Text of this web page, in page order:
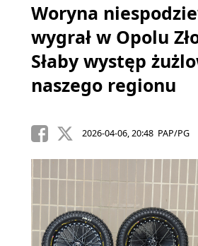
Woryna
wygrał w Opolu
Słaby występ
naszego regionu
2026-04-06, 20:48 PAP/PG